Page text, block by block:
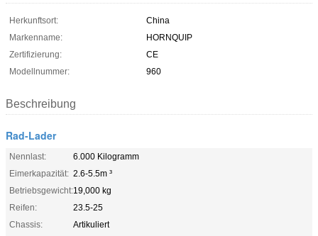
Herkunftsort:
China
Markenname:
HORNQUIP
Zertifizierung:
CE
Modellnummer:
960
Beschreibung
Rad-Lader
Nennlast:
6.000 Kilogramm
Eimerkapazität: 2.6-5.5m ³
Betriebsgewicht:19,000 kg
Reifen:
23.5-25
Chassis:
Artikuliert